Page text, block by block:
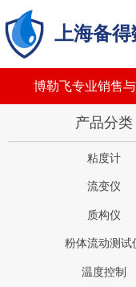
上海备
博勒飞专业销售
粘度计
流变仪
质构仪
粉体流动测试
温度控制
产品分类